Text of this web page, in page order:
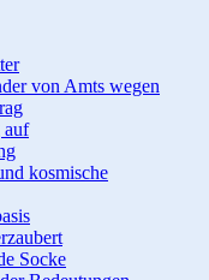
von Amts wegen
auf
kosmische
Socke